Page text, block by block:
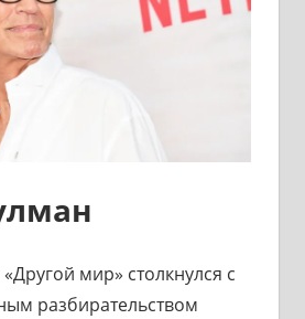
мир» столкнулся с
разбирательством